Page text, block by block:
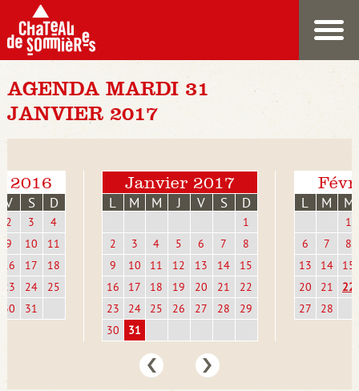
AGENDA MARDI 31
JANVIER 2017
2016
V S D
2 3
4
9
10
11
16
17
18
23
24
25
30
31
Janvier 2017
L M M J V S D
1
2
3 4 5 6 7
8
9
10 11 12 13 14
15
16
17 18 19 20 21
22
23
24 25 26 27 28
29
30
31
L M M
1
6
7
8
13
14
15
20
21
22
27
28